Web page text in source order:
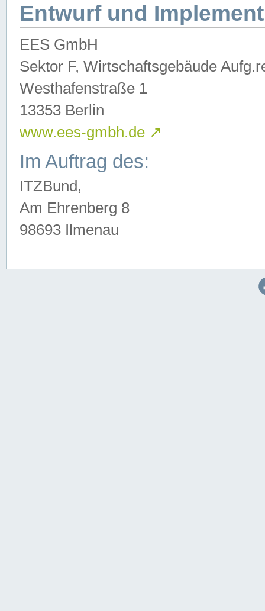
Entwurf und
EES GmbH
Sektor F, Wirtschaftsgebäude
Westhafenstraße 1
13353 Berlin
www.ees-gmbh.de ↗
Im Auftrag des:
ITZBund,
Am Ehrenberg 8
98693 Ilmenau